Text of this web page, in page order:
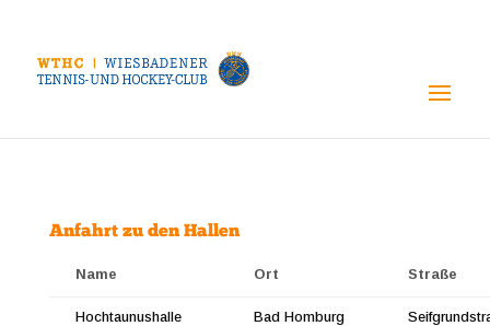
Anfahrt zu den Hallen
Name Ort Straße
Hochtaunushalle Bad Homburg